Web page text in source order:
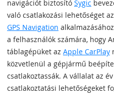
navigációt biztosító Sygic
való csatlakozási lehetőséget
GPS Navigation
a felhasználók számára, hogy
táblagépüket az Apple CarPlay
közvetlenül a gépjármű
csatlakoztassák. A vállalat az
csatlakoztatási lehetőségeket